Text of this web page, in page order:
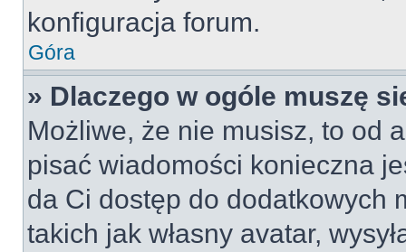
konfiguracja forum.
Góra
» Dlaczego w ogóle muszę
Możliwe, że nie musisz, to od
pisać wiadomości konieczna
da Ci dostęp do dodatkowych
takich jak własny avatar,